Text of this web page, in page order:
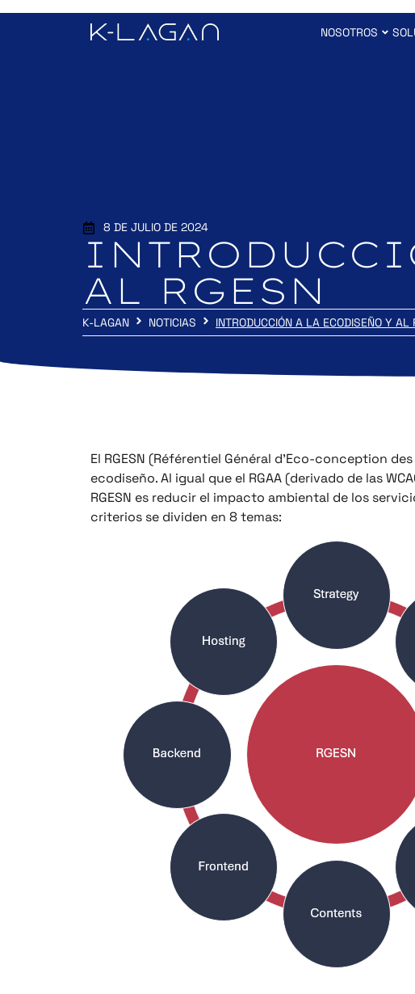
NOSOTROS
8 DE JULIO DE 2024
AL RGESN
K-LAGAN NOTICIAS INTRODUCCIÓN A LA ECODISEÑO Y AL
El RGESN (Référentiel Général d’Eco-conception
ecodiseño. Al igual que el RGAA (derivado de las
RGESN es reducir el impacto ambiental de los
criterios se dividen en 8 temas: